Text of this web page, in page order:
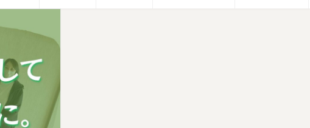
い！即日対応 無料見積も